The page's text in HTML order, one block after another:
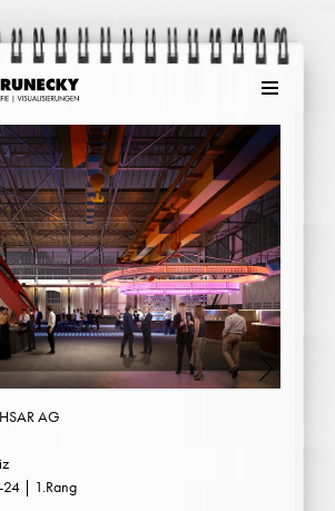
AG
| 1.Rang